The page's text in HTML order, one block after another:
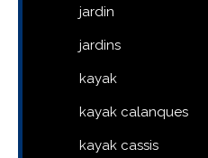
jardin
jardins
kayak
kayak calanques
kayak cassis